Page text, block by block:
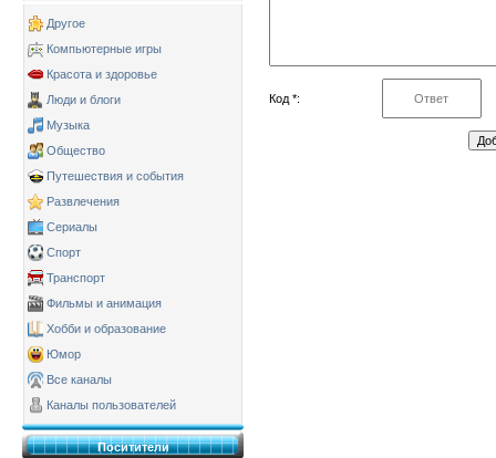
Другое
Компьютерные игры
Красота и здоровье
Люди и блоги
Музыка
Общество
Путешествия и события
Развлечения
Сериалы
Спорт
Транспорт
Фильмы и анимация
Хобби и образование
Юмор
Все каналы
Каналы пользователей
Поситители
Код *: